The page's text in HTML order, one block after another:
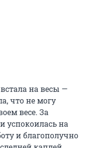
на весы —
что не могу
весе. За
успокоилась на
и благополучно